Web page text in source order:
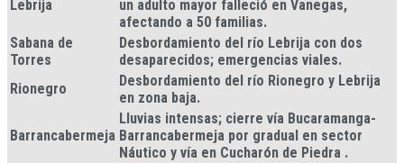
Lebrija
un adulto mayor falleció en Vanegas,
afectando a 50 familias.
Sabana de
Torres
Desbordamiento del río Lebrija con dos
desaparecidos; emergencias viales.
Rionegro
Desbordamiento del río Rionegro y Lebrija
en zona baja.
Barrancabermeja
Lluvias intensas; cierre vía Bucaramanga-
Barrancabermeja por gradual en sector
Náutico y vía en Cucharón de Piedra .